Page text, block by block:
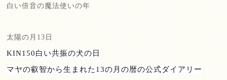
白い倍音の魔法使いの年
太陽の月 13 日
KIN150白い共振の犬の日
マヤの叡智から生まれた 13の月の暦の公式ダイアリー